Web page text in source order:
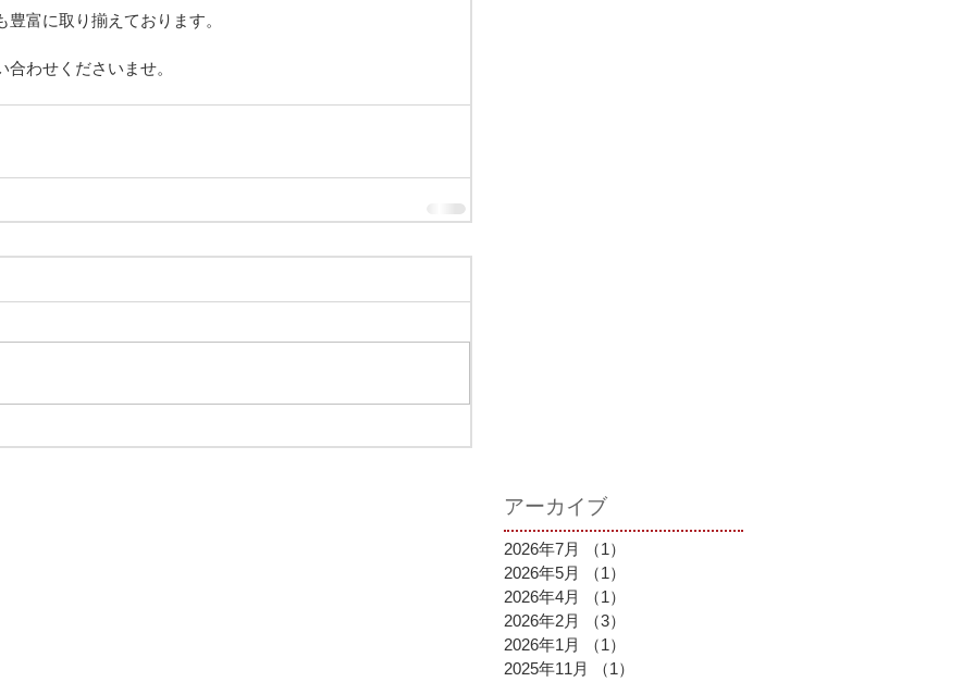
富に取り揃えております。
わせくださいませ。
アーカイブ
2026年7月 （1）
2026年5月
（1）
2026年4月
（1）
2026年2月
（3）
2026年1月
（1）
2025年11月
（1）